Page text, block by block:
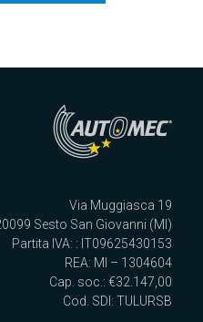
Via Muggiasca 19
Sesto San Giovanni (MI)
Partita IVA: : IT09625430153
REA: MI – 1304604
Cap. soc.: €32.147,00
Cod. SDI: TULURSB